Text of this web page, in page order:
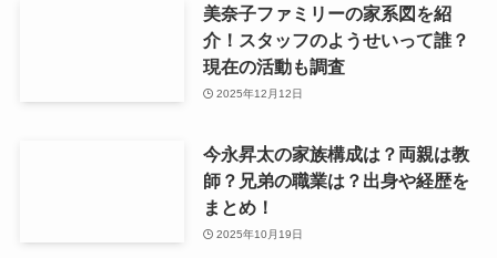
美奈子ファミリーの家系図を紹
介！スタッフのようせいって誰？
現在の活動も調査
2025年12月12日
今永昇太の家族構成は？両親は教
師？兄弟の職業は？出身や経歴を
まとめ！
2025年10月19日